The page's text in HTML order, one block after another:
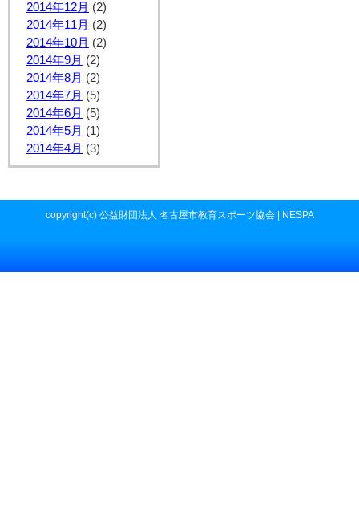
2014年12月 (2)
2014年11月 (2)
2014年10月 (2)
2014年9月 (2)
2014年8月 (2)
2014年7月 (5)
2014年6月 (5)
2014年5月 (1)
2014年4月 (3)
copyright(c) 公益財団法人 名古屋市教育スポーツ協会 | NESPA